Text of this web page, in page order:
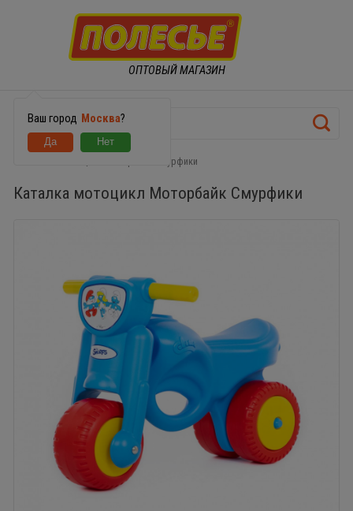
ОПТОВЫЙ МАГАЗИН
Ваш город Москва?
Каталка мотоцикл Моторбайк Смурфики
Каталка мотоцикл Моторбайк Смурфики